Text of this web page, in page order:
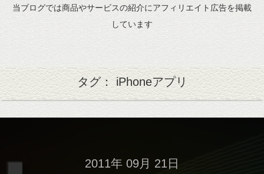
当ブログでは商品やサービスの紹介にアフィリエイト広告を掲載
しています
タグ： iPhoneアプリ
2011年 09月 21日